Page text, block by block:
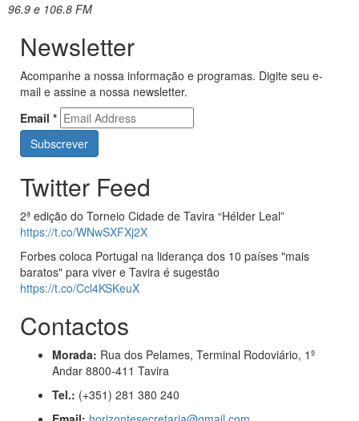
96.9 e 106.8 FM
Newsletter
Acompanhe a nossa informação e programas. Digite seu e-
mail e assine a nossa newsletter.
Email *
Twitter Feed
2ª edição do Torneio Cidade de Tavira “Hélder Leal”
https://t.co/WNwSXFXj2X
Forbes coloca Portugal na liderança dos 10 países "mais
baratos" para viver e Tavira é sugestão
https://t.co/Ccl4KSKeuX
Contactos
Morada: Rua dos Pelames, Terminal Rodoviário, 1º
Andar 8800-411 Tavira
Tel.: (+351) 281 380 240